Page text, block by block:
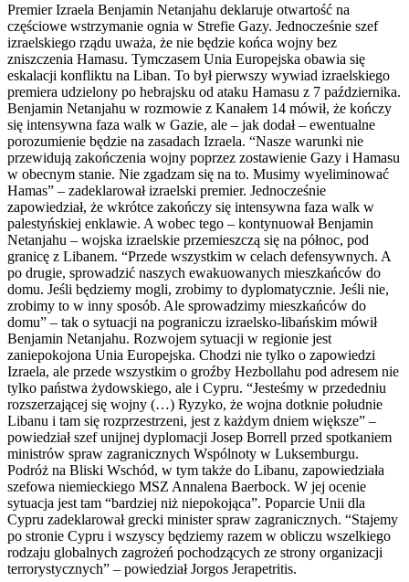
Premier Izraela Benjamin Netanjahu deklaruje otwartość na
częściowe wstrzymanie ognia w Strefie Gazy. Jednocześnie szef
izraelskiego rządu uważa, że nie będzie końca wojny bez
zniszczenia Hamasu. Tymczasem Unia Europejska obawia się
eskalacji konfliktu na Liban. To był pierwszy wywiad izraelskiego
premiera udzielony po hebrajsku od ataku Hamasu z 7 października.
Benjamin Netanjahu w rozmowie z Kanałem 14 mówił, że kończy
się intensywna faza walk w Gazie, ale – jak dodał – ewentualne
porozumienie będzie na zasadach Izraela. “Nasze warunki nie
przewidują zakończenia wojny poprzez zostawienie Gazy i Hamasu
w obecnym stanie. Nie zgadzam się na to. Musimy wyeliminować
Hamas” – zadeklarował izraelski premier. Jednocześnie
zapowiedział, że wkrótce zakończy się intensywna faza walk w
palestyńskiej enklawie. A wobec tego – kontynuował Benjamin
Netanjahu – wojska izraelskie przemieszczą się na północ, pod
granicę z Libanem. “Przede wszystkim w celach defensywnych. A
po drugie, sprowadzić naszych ewakuowanych mieszkańców do
domu. Jeśli będziemy mogli, zrobimy to dyplomatycznie. Jeśli nie,
zrobimy to w inny sposób. Ale sprowadzimy mieszkańców do
domu” – tak o sytuacji na pograniczu izraelsko-libańskim mówił
Benjamin Netanjahu. Rozwojem sytuacji w regionie jest
zaniepokojona Unia Europejska. Chodzi nie tylko o zapowiedzi
Izraela, ale przede wszystkim o groźby Hezbollahu pod adresem nie
tylko państwa żydowskiego, ale i Cypru. “Jesteśmy w przededniu
rozszerzającej się wojny (…) Ryzyko, że wojna dotknie południe
Libanu i tam się rozprzestrzeni, jest z każdym dniem większe” –
powiedział szef unijnej dyplomacji Josep Borrell przed spotkaniem
ministrów spraw zagranicznych Wspólnoty w Luksemburgu.
Podróż na Bliski Wschód, w tym także do Libanu, zapowiedziała
szefowa niemieckiego MSZ Annalena Baerbock. W jej ocenie
sytuacja jest tam “bardziej niż niepokojąca”. Poparcie Unii dla
Cypru zadeklarował grecki minister spraw zagranicznych. “Stajemy
po stronie Cypru i wszyscy będziemy razem w obliczu wszelkiego
rodzaju globalnych zagrożeń pochodzących ze strony organizacji
terrorystycznych” – powiedział Jorgos Jerapetritis.